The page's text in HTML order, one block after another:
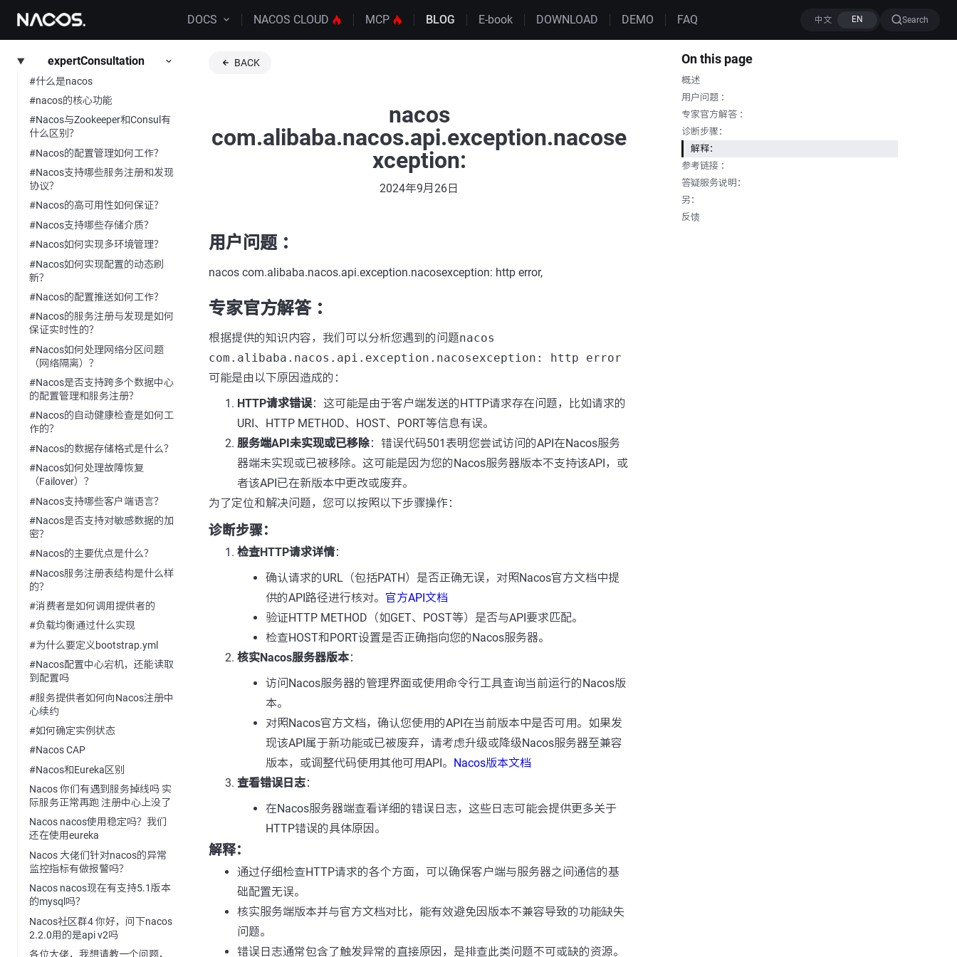
DOCS NACOS CLOUD MCP BLOG E-book DOWNLOAD DEMO FAQ Search
expertConsultation
#什么是nacos
#nacos的核心功能
#Nacos与Zookeeper和Consul有
什么区别？
#Nacos的配置管理如何工作？
#Nacos支持哪些服务注册和发现
协议？
#Nacos的高可用性如何保证？
#Nacos支持哪些存储介质？
#Nacos如何实现多环境管理？
#Nacos如何实现配置的动态刷
新？
#Nacos的配置推送如何工作？
#Nacos的服务注册与发现是如何
保证实时性的？
#Nacos如何处理网络分区问题
（网络隔离）？
#Nacos是否支持跨多个数据中心
的配置管理和服务注册？
#Nacos的自动健康检查是如何工
作的？
#Nacos的数据存储格式是什么？
#Nacos如何处理故障恢复
（Failover）？
#Nacos支持哪些客户端语言？
#Nacos是否支持对敏感数据的加
密？
#Nacos的主要优点是什么？
#Nacos服务注册表结构是什么样
的？
#消费者是如何调用提供者的
#负载均衡通过什么实现
#为什么要定义bootstrap.yml
#Nacos配置中心宕机，还能读取
到配置吗
#服务提供者如何向Nacos注册中
心续约
#如何确定实例状态
#Nacos CAP
#Nacos和Eureka区别
Nacos 你们有遇到服务掉线吗 实
际服务正常再跑 注册中心上没了
Nacos nacos使用稳定吗？我们
还在使用eureka
Nacos 大佬们针对nacos的异常
监控指标有做报警吗？
Nacos nacos现在有支持5.1版本
的mysql吗？
Nacos社区群4 你好，问下nacos
2.2.0用的是api v2吗
各位大佬，我想请教一个问题，
BACK
nacos
com.alibaba.nacos.api.exception.nacose
xception:
2024年9月26日
用户问题 ：
nacos com.alibaba.nacos.api.exception.nacosexception: http error,
专家官方解答 ：
根据提供的知识内容，我们可以分析您遇到的问题nacos
com.alibaba.nacos.api.exception.nacosexception: http error
可能是由以下原因造成的：
HTTP请求错误：这可能是由于客户端发送的HTTP请求存在问题，比如请求的
URI、HTTP METHOD、HOST、PORT等信息有误。
服务端API未实现或已移除：错误代码501表明您尝试访问的API在Nacos服务
器端未实现或已被移除。这可能是因为您的Nacos服务器版本不支持该API，或
者该API已在新版本中更改或废弃。
为了定位和解决问题，您可以按照以下步骤操作：
诊断步骤：
检查HTTP请求详情：
确认请求的URL（包括PATH）是否正确无误，对照Nacos官方文档中提
供的API路径进行核对。 官方API文档
验证HTTP METHOD（如GET、POST等）是否与API要求匹配。
检查HOST和PORT设置是否正确指向您的Nacos服务器。
核实Nacos服务器版本：
访问Nacos服务器的管理界面或使用命令行工具查询当前运行的Nacos版
本。
对照Nacos官方文档，确认您使用的API在当前版本中是否可用。如果发
现该API属于新功能或已被废弃，请考虑升级或降级Nacos服务器至兼容
版本，或调整代码使用其他可用API。 Nacos版本文档
查看错误日志：
在Nacos服务器端查看详细的错误日志，这些日志可能会提供更多关于
HTTP错误的具体原因。
解释：
通过仔细检查HTTP请求的各个方面，可以确保客户端与服务器之间通信的基
础配置无误。
核实服务端版本并与官方文档对比，能有效避免因版本不兼容导致的功能缺失
问题。
错误日志通常包含了触发异常的直接原因，是排查此类问题不可或缺的资源。
On this page
概述
用户问题 ：
专家官方解答 ：
诊断步骤：
解释：
参考链接 ：
答疑服务说明：
另：
反馈